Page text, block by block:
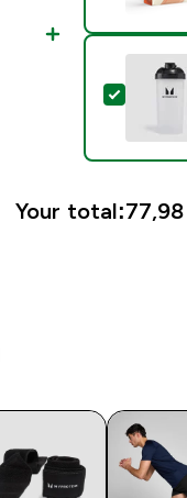
Select
Your total: